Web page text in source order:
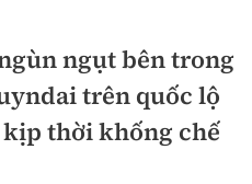
ngụt bên trong
trên quốc lộ
kịp thời khống chế